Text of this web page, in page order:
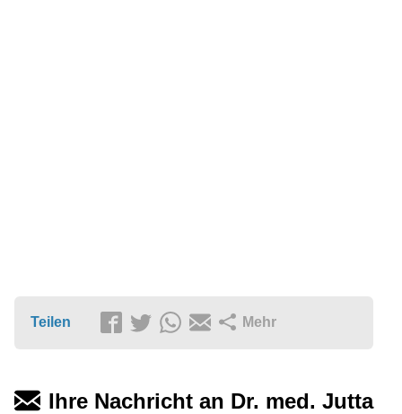
Teilen Mehr
Ihre Nachricht an Dr. med. Jutta